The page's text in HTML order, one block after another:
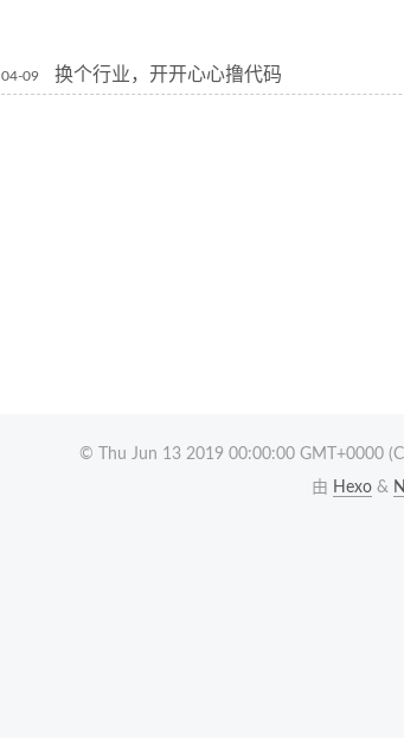
04-09 换个行业，开开心心撸代码
© Thu Jun 13 2019 00:00:00 GMT+0000
由 Hexo &